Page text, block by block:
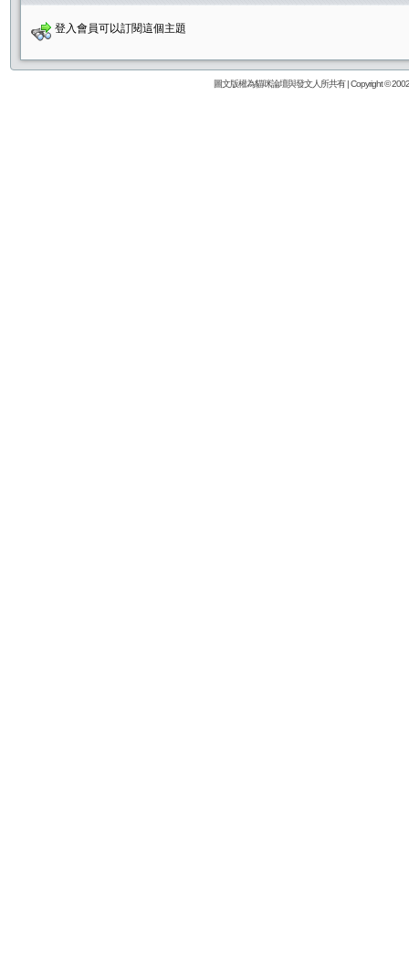
登入會員可以訂閱這個主題
圖文版權為貓咪論壇與發文人所共有 | Copyright ©